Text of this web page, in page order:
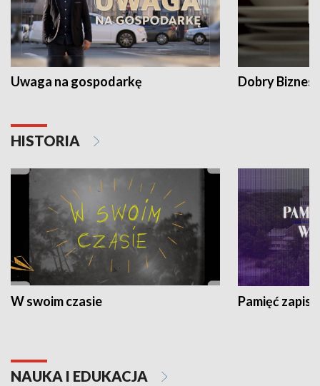
Uwaga na gospodarkę Dobry Biznes
HISTORIA
W swoim czasie Pamięć
NAUKA I EDUKACJA